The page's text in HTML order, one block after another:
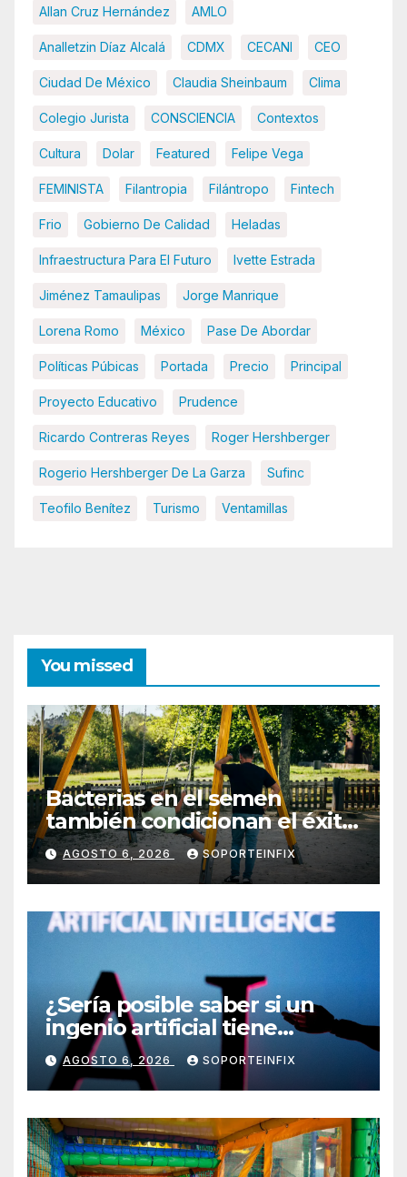
Allan Cruz Hernández AMLO
Analletzin Díaz Alcalá CDMX CECANI CEO
Ciudad De México Claudia Sheinbaum Clima
Colegio Jurista CONSCIENCIA Contextos
Cultura Dolar Featured Felipe Vega
FEMINISTA Filantropia Filántropo Fintech
Frio Gobierno De Calidad Heladas
Infraestructura Para El Futuro Ivette Estrada
Jiménez Tamaulipas Jorge Manrique
Lorena Romo México Pase De Abordar
Políticas Púbicas Portada Precio Principal
Proyecto Educativo Prudence
Ricardo Contreras Reyes Roger Hershberger
Rogerio Hershberger De La Garza Sufinc
Teofilo Benítez Turismo Ventamillas
You missed
Bacterias en el semen
también condicionan el éxito
del embarazo: estudio
cambia el foco al microbioma
seminal
AGOSTO 6, 2026 SOPORTEINFIX
¿Sería posible saber si un
ingenio artificial tiene
consciencia?
AGOSTO 6, 2026 SOPORTEINFIX